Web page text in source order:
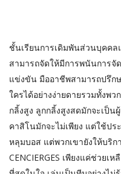
ชั้นเรียนการเดิมพันส่วนบุคคล
สามารถจัดให้มีการพนันการจั
แข่งขัน มืออาชีพสามารถปรึก
ใครได้อย่างง่ายดายรวมทั้งพว
กลิ้งสูง ลูกกลิ้งสูงสดมักจะเป็น
คาสิโนมักจะไม่เพียง แต่ใช้ป
หลุมบอส แต่พวกเขายังให้บริก
CENCIERGES เพียงแค่ช่วย